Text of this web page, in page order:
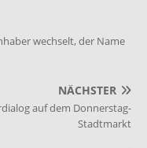
wechselt, der Name
NÄCHSTER
auf dem Donnerstag-
Stadtmarkt